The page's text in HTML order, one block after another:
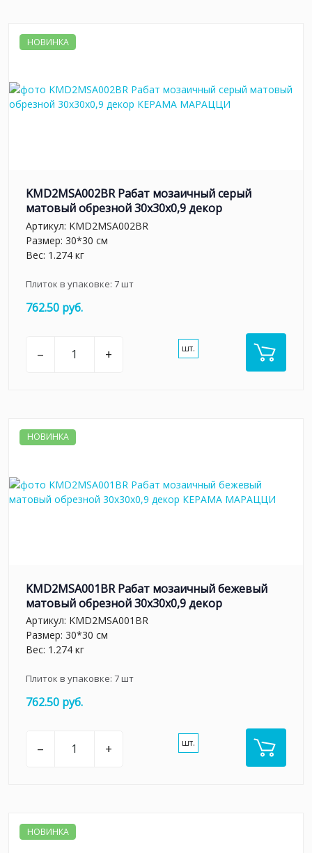
НОВИНКА
KMD2MSA002BR Рабат мозаичный серый
матовый обрезной 30x30x0,9 декор
Артикул: KMD2MSA002BR
Размер: 30*30 см
Вес: 1.274 кг
Плиток в упаковке: 7шт
762.50 руб.
– + шт.
НОВИНКА
KMD2MSA001BR Рабат мозаичный бежевый
матовый обрезной 30x30x0,9 декор
Артикул: KMD2MSA001BR
Размер: 30*30 см
Вес: 1.274 кг
Плиток в упаковке: 7шт
762.50 руб.
– + шт.
НОВИНКА